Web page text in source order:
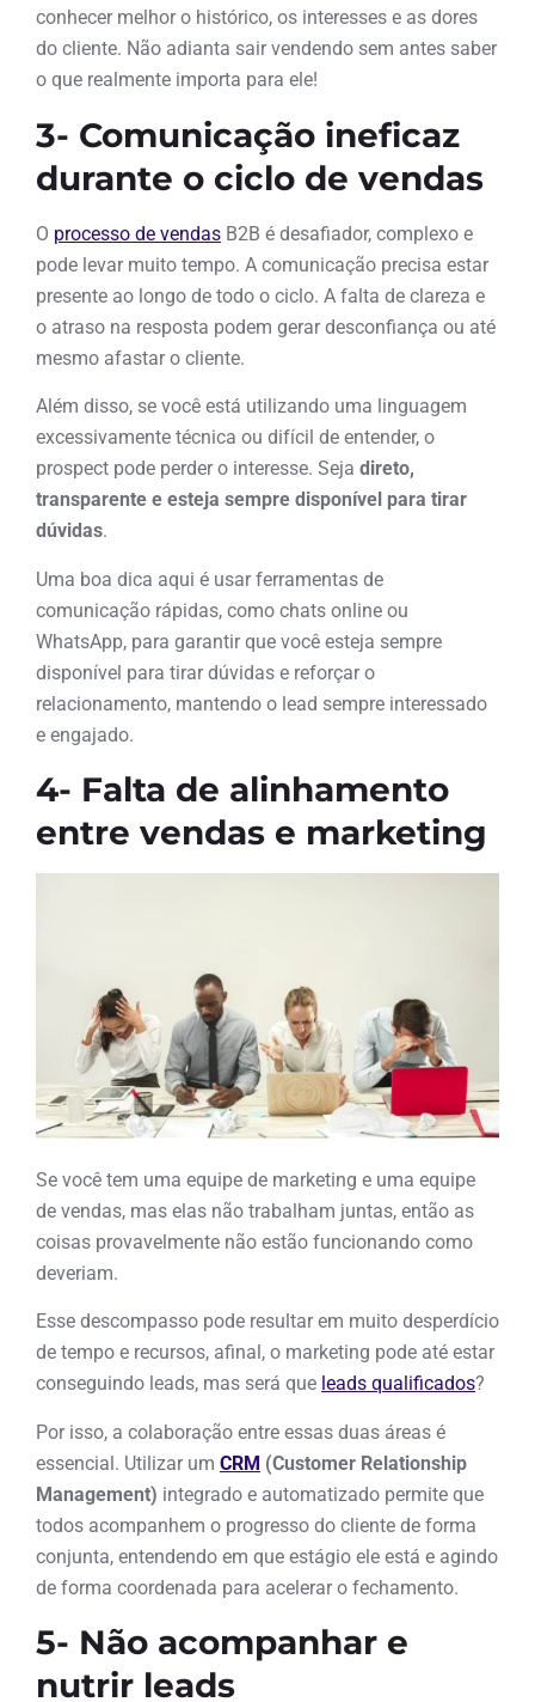
conhecer melhor o histórico, os interesses e as dores
do cliente. Não adianta sair vendendo sem antes saber
o que realmente importa para ele!
3- Comunicação ineficaz
durante o ciclo de vendas
O processo de vendas B2B é desafiador, complexo e
pode levar muito tempo. A comunicação precisa estar
presente ao longo de todo o ciclo. A falta de clareza e
o atraso na resposta podem gerar desconfiança ou até
mesmo afastar o cliente.
Além disso, se você está utilizando uma linguagem
excessivamente técnica ou difícil de entender, o
prospect pode perder o interesse. Seja direto,
transparente e esteja sempre disponível para tirar
dúvidas.
Uma boa dica aqui é usar ferramentas de
comunicação rápidas, como chats online ou
WhatsApp, para garantir que você esteja sempre
disponível para tirar dúvidas e reforçar o
relacionamento, mantendo o lead sempre interessado
e engajado.
4- Falta de alinhamento
entre vendas e marketing
Se você tem uma equipe de marketing e uma equipe
de vendas, mas elas não trabalham juntas, então as
coisas provavelmente não estão funcionando como
deveriam.
Esse descompasso pode resultar em muito desperdício
de tempo e recursos, afinal, o marketing pode até estar
conseguindo leads, mas será que leads qualificados?
Por isso, a colaboração entre essas duas áreas é
essencial. Utilizar um CRM (Customer Relationship
Management) integrado e automatizado permite que
todos acompanhem o progresso do cliente de forma
conjunta, entendendo em que estágio ele está e agindo
de forma coordenada para acelerar o fechamento.
5- Não acompanhar e
nutrir leads